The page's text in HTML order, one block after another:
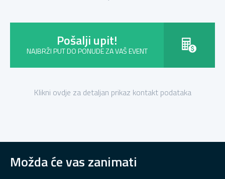
Pošalji upit!
NAJBRŽI PUT DO PONUDE ZA VAŠ EVENT
Klikni ovdje za detaljan prikaz kontakt podataka
Možda će vas zanimati